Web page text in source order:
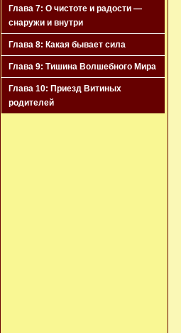
Глава 7: О чистоте и радости —
снаружи и внутри
Глава 8: Какая бывает сила
Глава 9: Тишина Волшебного Мира
Глава 10: Приезд Витиных
родителей